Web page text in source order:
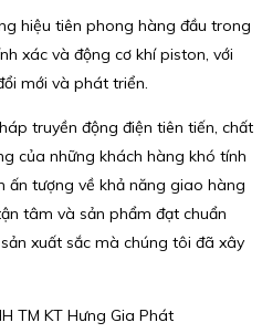
hiệu tiên phong hàng đầu trong
xác và động cơ khí piston, với
mới và phát triển.
truyền động điện tiên tiến, chất
của những khách hàng khó tính
ấn tượng về khả năng giao hàng
tâm và sản phẩm đạt chuẩn
xuất sắc mà chúng tôi đã xây
TM KT Hưng Gia Phát